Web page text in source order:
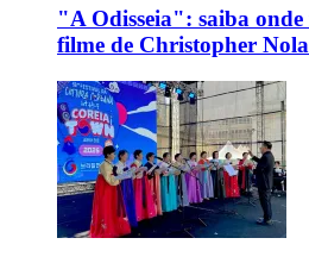
"A Odisseia": saiba
filme de Christopher